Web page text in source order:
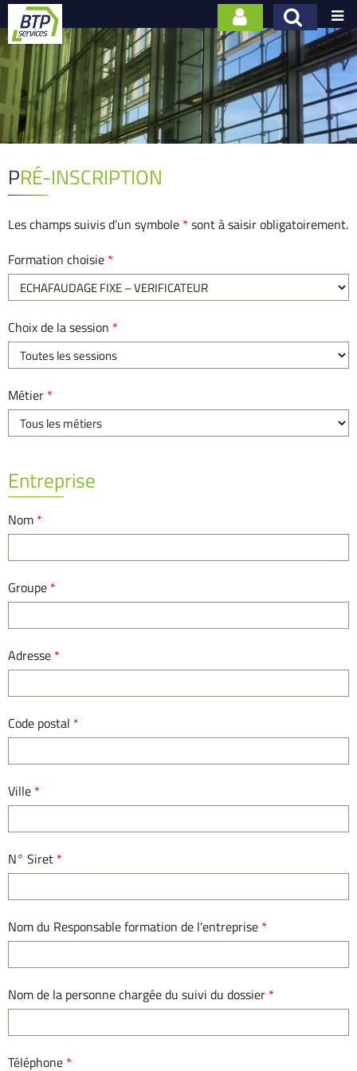

PRÉ-INSCRIPTION
Les champs suivis d’un symbole * sont à saisir obligatoirement.
Formation choisie *
Choix de la session *
Métier *
Entreprise
Nom *
Groupe *
Adresse *
Code postal *
Ville *
N° Siret *
Nom du Responsable formation de l'entreprise *
Nom de la personne chargée du suivi du dossier *
Téléphone *